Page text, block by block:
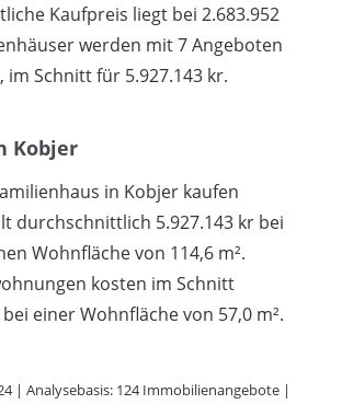
Kaufpreis liegt bei 2.683.952
werden mit 7 Angeboten
im Schnitt für 5.927.143 kr.
Kobjer
in Kobjer kaufen
durchschnittlich 5.927.143 kr bei
Wohnfläche von 114,6 m².
kosten im Schnitt
einer Wohnfläche von 57,0 m².
| Analysebasis: 124 Immobilienangebote |